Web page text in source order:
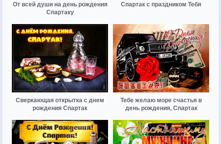
От всей души на день рождения
Спартаку
Спартак с праздником Тебя
Сверкающая открытка с днем
рождения Спартак
Тебе желаю море счастья в
день рождения, Спартак